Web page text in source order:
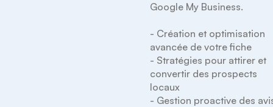
Google My Business.
- Création et optimisation
avancée de votre fiche
- Stratégies pour attirer et
convertir des prospects
locaux
- Gestion proactive des